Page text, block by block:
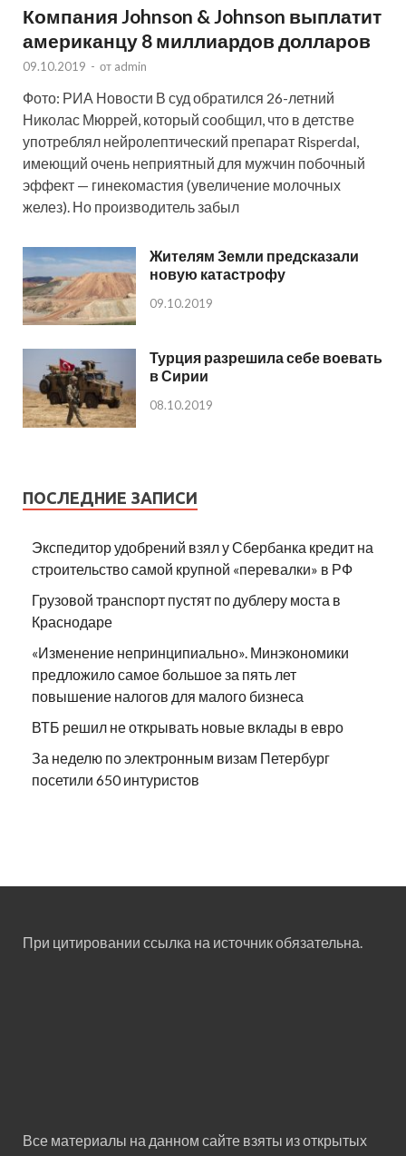
Компания Johnson & Johnson выплатит
американцу 8 миллиардов долларов
09.10.2019 - от admin
Фото: РИА Новости В суд обратился 26-летний
Николас Мюррей, который сообщил, что в детстве
употреблял нейролептический препарат Risperdal,
имеющий очень неприятный для мужчин побочный
эффект — гинекомастия (увеличение молочных
желез). Но производитель забыл
Жителям Земли предсказали
новую катастрофу
09.10.2019
Турция разрешила себе воевать
в Сирии
08.10.2019
ПОСЛЕДНИЕ ЗАПИСИ
Экспедитор удобрений взял у Сбербанка кредит на
строительство самой крупной «перевалки» в РФ
Грузовой транспорт пустят по дублеру моста в
Краснодаре
«Изменение непринципиально». Минэкономики
предложило самое большое за пять лет
повышение налогов для малого бизнеса
ВТБ решил не открывать новые вклады в евро
За неделю по электронным визам Петербург
посетили 650 интуристов
При цитировании ссылка на источник обязательна.
Все материалы на данном сайте взяты из открытых